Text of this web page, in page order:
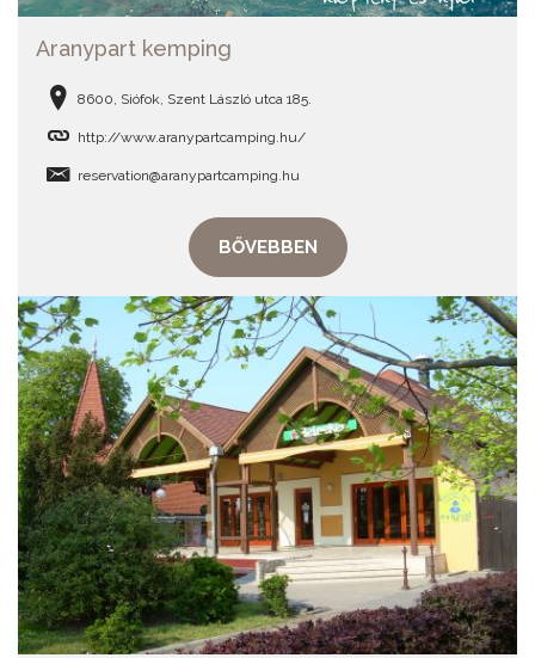
Aranypart kemping
8600, Siófok, Szent László utca 185.
http://www.aranypartcamping.hu/
reservation@aranypartcamping.hu
BŐVEBBEN